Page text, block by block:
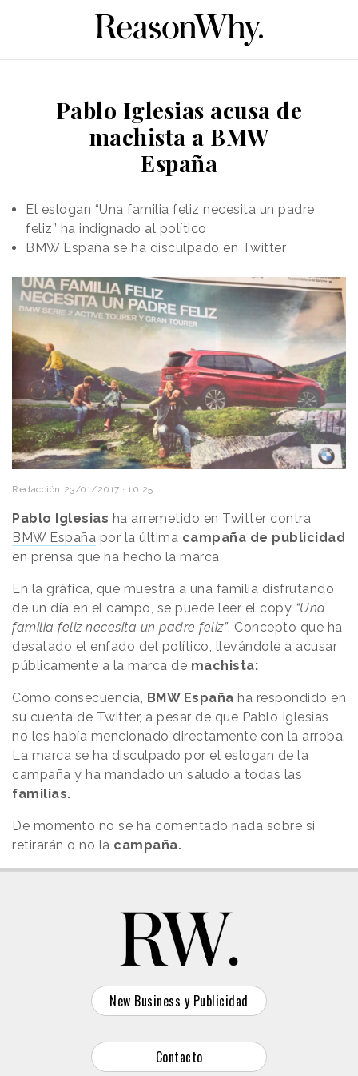
Pablo Iglesias acusa de
machista a BMW
España
El eslogan “Una familia feliz necesita un padre
feliz” ha indignado al político
BMW España se ha disculpado en Twitter
Redacción 23/01/2017 · 10:25
Pablo Iglesias ha arremetido en Twitter contra
BMW España por la última campaña de publicidad
en prensa que ha hecho la marca.
En la gráfica, que muestra a una familia disfrutando
de un día en el campo, se puede leer el copy “Una
familia feliz necesita un padre feliz”. Concepto que ha
desatado el enfado del político, llevándole a acusar
públicamente a la marca de machista:
Como consecuencia, BMW España ha respondido en
su cuenta de Twitter, a pesar de que Pablo Iglesias
no les había mencionado directamente con la arroba.
La marca se ha disculpado por el eslogan de la
campaña y ha mandado un saludo a todas las
familias.
De momento no se ha comentado nada sobre si
retirarán o no la campaña.
New Business y Publicidad
Contacto